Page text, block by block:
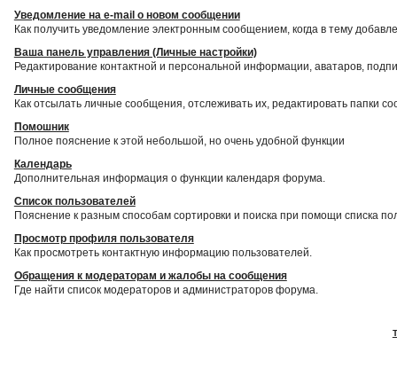
Уведомление на е-mail о новом сообщении
Как получить уведомление электронным сообщением, когда в тему
Ваша панель управления (Личные настройки)
Редактирование контактной и персональной информации, аватаров,
Личные сообщения
Как отсылать личные сообщения, отслеживать их, редактировать папки
Помошник
Полное пояснение к этой небольшой, но очень удобной функции
Календарь
Дополнительная информация о функции календаря форума.
Список пользователей
Пояснение к разным способам сортировки и поиска при помощи списка
Просмотр профиля пользователя
Как просмотреть контактную информацию пользователей.
Обращения к модераторам и жалобы на сообщения
Где найти список модераторов и администраторов форума.